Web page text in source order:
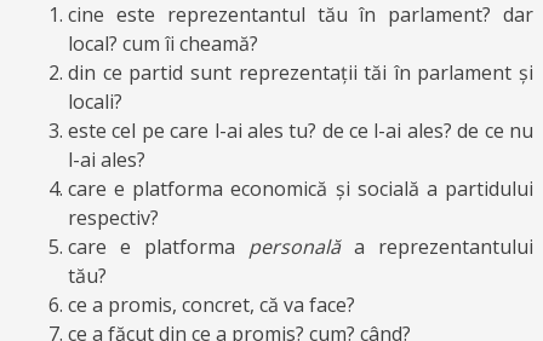
cine este reprezentantul tău în parlament? dar
local? cum îi cheamă?
din ce partid sunt reprezentații tăi în parlament și
locali?
este cel pe care l-ai ales tu? de ce l-ai ales? de ce nu
l-ai ales?
care e platforma economică și socială a partidului
respectiv?
care e platforma personalăa reprezentantului
tău?
ce a promis, concret, că va face?
ce a făcut din ce a promis? cum? când?